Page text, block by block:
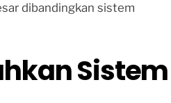
dibandingkan sistem
Sistem